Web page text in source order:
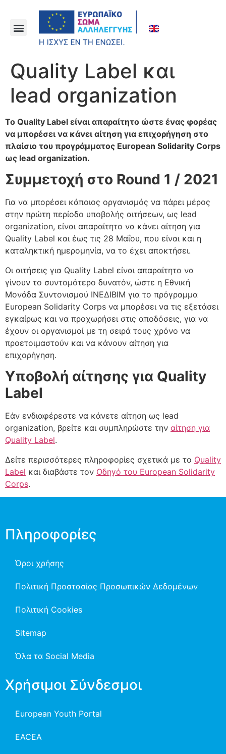
Quality Label και
lead organization
Το Quality Label είναι απαραίτητο ώστε ένας φορέας
να μπορέσει να κάνει αίτηση για επιχορήγηση στο
πλαίσιο του προγράμματος European Solidarity Corps
ως lead organization.
Συμμετοχή στο Round 1 / 2021
Για να μπορέσει κάποιος οργανισμός να πάρει μέρος
στην πρώτη περίοδο υποβολής αιτήσεων, ως lead
organization, είναι απαραίτητο να κάνει αίτηση για
Quality Label και έως τις 28 Μαΐου, που είναι και η
καταληκτική ημερομηνία, να το έχει αποκτήσει.
Οι αιτήσεις για Quality Label είναι απαραίτητο να
γίνουν το συντομότερο δυνατόν, ώστε η Εθνική
Μονάδα Συντονισμού ΙΝΕΔΙΒΙΜ για το πρόγραμμα
European Solidarity Corps να μπορέσει να τις εξετάσει
εγκαίρως και να προχωρήσει στις αποδόσεις, για να
έχουν οι οργανισμοί με τη σειρά τους χρόνο να
προετοιμαστούν και να κάνουν αίτηση για
επιχορήγηση.
Υποβολή αίτησης για Quality
Label
Εάν ενδιαφέρεστε να κάνετε αίτηση ως lead
organization, βρείτε και συμπληρώστε την αίτηση για
Quality Label.
Δείτε περισσότερες πληροφορίες σχετικά με το Quality
Label και διαβάστε τον Οδηγό του European Solidarity
Corps.
Πληροφορίες
Όροι χρήσης
Πολιτική Προστασίας Προσωπικών Δεδομένων
Πολιτική Cookies
Sitemap
Όλα τα Social Media
Χρήσιμοι Σύνδεσμοι
European Youth Portal
EACEA